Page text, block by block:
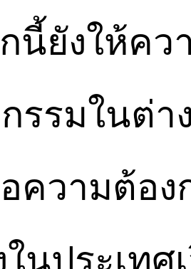
นี้ยังให้ค
รรมในต่า
ความต้อง
ในประเท